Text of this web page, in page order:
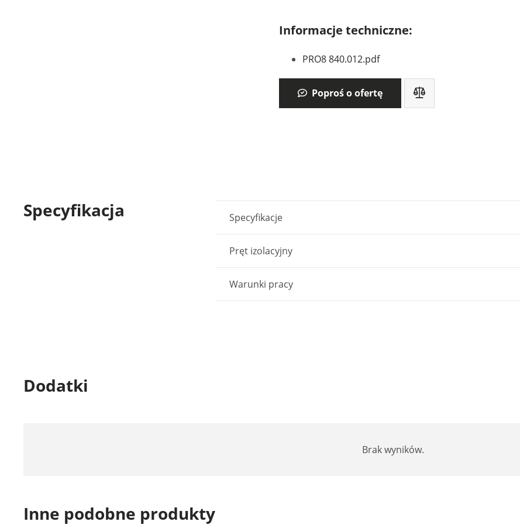
Informacje techniczne:
PRO8 840.012.pdf
Poproś o ofertę
Specyfikacja Specyfikacje
Pręt izolacyjny
Warunki pracy
Dodatki
Brak wyników.
Inne podobne produkty